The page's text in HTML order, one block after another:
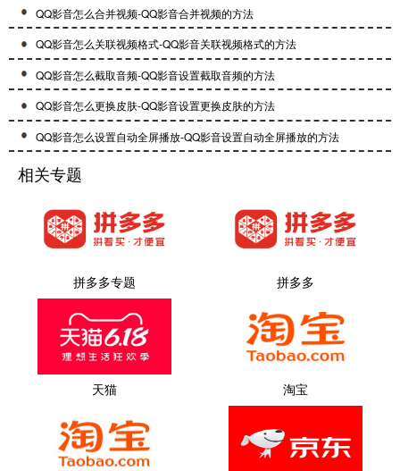
QQ影音怎么合并视频-QQ影音合并视频的方法
QQ影音怎么关联视频格式-QQ影音关联视频格式的方法
QQ影音怎么截取音频-QQ影音设置截取音频的方法
QQ影音怎么更换皮肤-QQ影音设置更换皮肤的方法
QQ影音怎么设置自动全屏播放-QQ影音设置自动全屏播放的方法
相关专题
拼多多专题 拼多多
天猫 淘宝